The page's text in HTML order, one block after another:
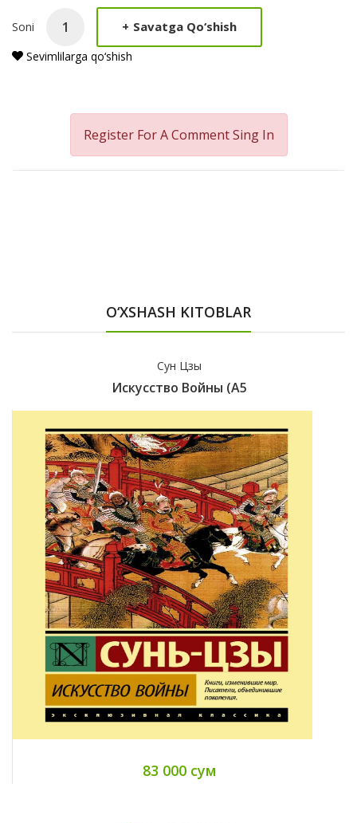
Product
Summery
Soni + Savatga Qo‘shish
Sevimlilarga qo‘shish
Register For A CommentSing In
O‘XSHASH KITOBLAR
Сун Цзы
Искусство Войны (А5
83 000 сум